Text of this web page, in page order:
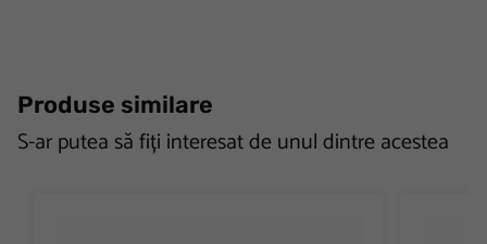
Produse similare
S-ar putea să fiți interesat de unul dintre acestea